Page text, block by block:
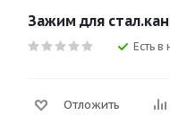
Зажим для
Есть в
Отложить